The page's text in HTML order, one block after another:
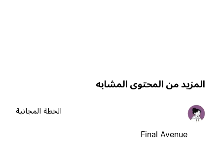
من المحتوى المشابه
Final Avenue
الخطة المجانية